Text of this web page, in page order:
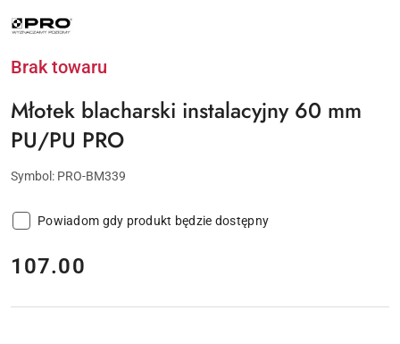
NAZWA
PRODUCENTA:
Brak towaru
Młotek blacharski instalacyjny 60 mm
PU/PU PRO
Symbol: PRO-BM339
Powiadom gdy produkt będzie dostępny
cena:
107.00